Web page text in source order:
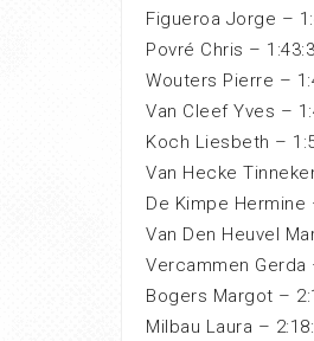
Figueroa Jorge –
Povré Chris –
Wouters Pierre –
Van Cleef Yves –
Koch Liesbeth –
Van Hecke
De Kimpe Hermine
Van Den Heuvel
Vercammen Gerda
Bogers Margot –
Milbau Laura –